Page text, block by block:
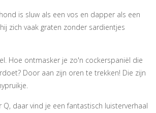
is sluw als een vos en dapper als een
zich vaak graten zonder sardientjes
Hoe ontmasker je zo'n cockerspaniël die
Door aan zijn oren te trekken! Die zijn
Q, daar vind je een fantastisch luisterverhaal